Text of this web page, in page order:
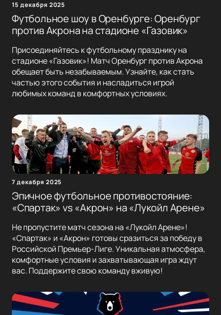
15 декабря 2025
Футбольное шоу в Оренбурге: Оренбург
против Акрона на стадионе «Газовик»
Присоединяйтесь к футбольному празднику на
стадионе «Газовик»! Матч Оренбург против Акрона
обещает быть незабываемым. Узнайте, как стать
частью этого события и насладиться игрой
любимых команд в комфортных условиях.
7 декабря 2025
Эпичное футбольное противостояние:
«Спартак» vs «Акрон» на «Лукойл Арене»
Не пропустите матч сезона на «Лукойл Арене»!
«Спартак» и «Акрон» готовы сразиться за победу в
Российской Премьер-Лиге. Уникальная атмосфера,
комфортные условия и захватывающая игра ждут
вас. Поддержите свою команду вживую!